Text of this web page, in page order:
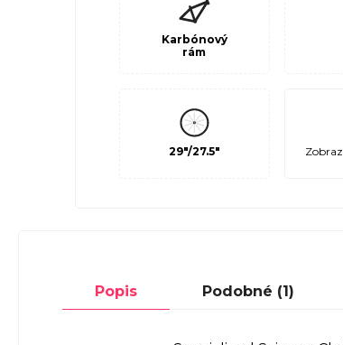
Karbónový
rám
29"/27.5"
Popis Podobné (1)